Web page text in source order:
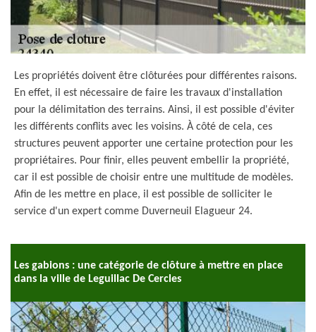
Les propriétés doivent être clôturées pour différentes raisons.
En effet, il est nécessaire de faire les travaux d'installation
pour la délimitation des terrains. Ainsi, il est possible d'éviter
les différents conflits avec les voisins. À côté de cela, ces
structures peuvent apporter une certaine protection pour les
propriétaires. Pour finir, elles peuvent embellir la propriété,
car il est possible de choisir entre une multitude de modèles.
Afin de les mettre en place, il est possible de solliciter le
service d'un expert comme Duverneuil Elagueur 24.
Les gabions : une catégorie de clôture à mettre en place
dans la ville de Leguillac De Cercles